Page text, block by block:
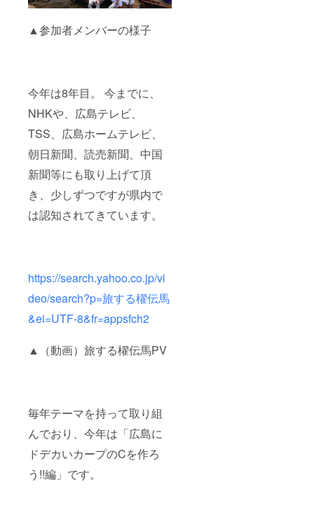
▲参加者メンバーの様子
今年は8年目。 今までに、
NHKや、広島テレビ、
TSS、広島ホームテレビ、
朝日新聞、読売新聞、中国
新聞等にも取り上げて頂
き、少しずつですが県内で
は認知されてきています。
https://search.yahoo.co.jp/vi
deo/search?p=旅する櫂伝馬
&ei=UTF-8&fr=appsfch2
▲（動画）旅する櫂伝馬PV
毎年テーマを持って取り組
んでおり、今年は「広島に
ドデカいカープのCを作ろ
う!!編」です。